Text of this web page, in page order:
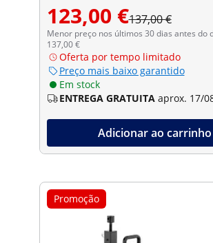
123,00 €137,00 €
Menor preço nos últimos 30 dias antes do
137,00 €
Oferta por tempo limitado
Preço mais baixo garantido
Em stock
ENTREGA GRATUITA aprox. 17/
Adicionar ao carrinho
Promoção